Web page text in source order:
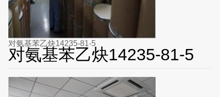
对氨基苯乙炔14235-81-5
对氨基苯乙炔14235-81-5